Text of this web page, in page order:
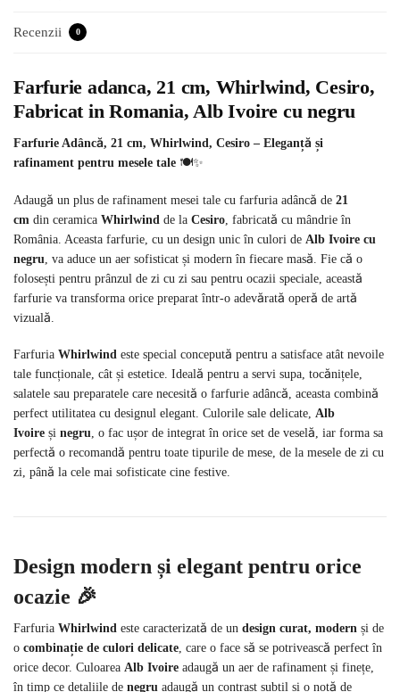
Recenzii 0
Farfurie adanca, 21 cm, Whirlwind, Cesiro,
Fabricat in Romania, Alb Ivoire cu negru
Farfurie Adâncă, 21 cm, Whirlwind, Cesiro – Eleganță și
rafinament pentru mesele tale 🍽️✨
Adaugă un plus de rafinament mesei tale cu farfuria adâncă de 21
cm din ceramica Whirlwind de la Cesiro , fabricată cu mândrie în
România. Aceasta farfurie, cu un design unic în culori de Alb Ivoire cu
negru , va aduce un aer sofisticat și modern în fiecare masă. Fie că o
folosești pentru prânzul de zi cu zi sau pentru ocazii speciale, această
farfurie va transforma orice preparat într-o adevărată operă de artă
vizuală.
Farfuria Whirlwind este special concepută pentru a satisface atât nevoile
tale funcționale, cât și estetice. Ideală pentru a servi supa, tocănițele,
salatele sau preparatele care necesită o farfurie adâncă, aceasta combină
perfect utilitatea cu designul elegant. Culorile sale delicate, Alb
Ivoire și negru, o fac ușor de integrat în orice set de veselă, iar forma sa
perfectă o recomandă pentru toate tipurile de mese, de la mesele de zi cu
zi, până la cele mai sofisticate cine festive.
Design modern și elegant pentru orice
ocazie 🎉
Farfuria Whirlwind este caracterizată de un design curat, modern și de
o combinație de culori delicate, care o face să se potrivească perfect în
orice decor. Culoarea Alb Ivoire adaugă un aer de rafinament și finețe,
în timp ce detaliile de negru adaugă un contrast subtil și o notă de